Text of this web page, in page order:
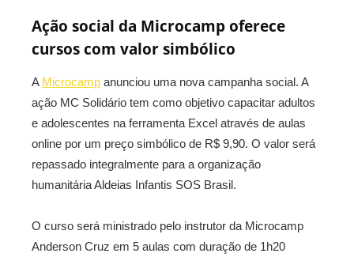
Ação social da Microcamp oferece
cursos com valor simbólico
A Microcamp anunciou uma nova campanha social. A
ação MC Solidário tem como objetivo capacitar adultos
e adolescentes na ferramenta Excel através de aulas
online por um preço simbólico de R$ 9,90. O valor será
repassado integralmente para a organização
humanitária Aldeias Infantis SOS Brasil.
O curso será ministrado pelo instrutor da Microcamp
Anderson Cruz em 5 aulas com duração de 1h20